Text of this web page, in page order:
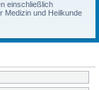
einschließlich
Medizin und Heilkunde